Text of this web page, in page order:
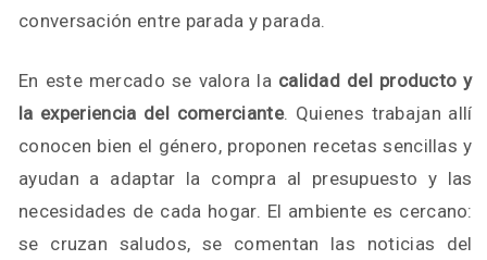
conversación entre parada y parada.
En este mercado se valora la calidad del producto y
la experiencia del comerciante. Quienes trabajan allí
conocen bien el género, proponen recetas sencillas y
ayudan a adaptar la compra al presupuesto y las
necesidades de cada hogar. El ambiente es cercano:
se cruzan saludos, se comentan las noticias del